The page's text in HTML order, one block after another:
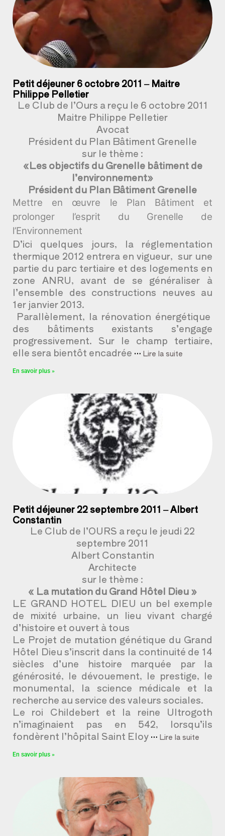
Petit déjeuner 6 octobre 2011 – Maitre
Philippe Pelletier
Le Club de l’Ours a reçu le 6 octobre 2011
Maitre Philippe Pelletier
Avocat
Président du Plan Bâtiment Grenelle
sur le thème :
«Les objectifs du Grenelle bâtiment de
l’environnement»
Président du Plan Bâtiment Grenelle
Mettre en œuvre le Plan Bâtiment et
prolonger l’esprit du Grenelle de
l’Environnement
D’ici quelques jours, la réglementation
thermique 2012 entrera en vigueur, sur une
partie du parc tertiaire et des logements en
zone ANRU, avant de se généraliser à
l’ensemble des constructions neuves au
1er janvier 2013.
Parallèlement, la rénovation énergétique
des bâtiments existants s’engage
progressivement. Sur le champ tertiaire,
elle sera bientôt encadrée … Lire la suite
En savoir plus »
Petit déjeuner 22 septembre 2011 – Albert
Constantin
Le Club de l’OURS a reçu le jeudi 22
septembre 2011
Albert Constantin
Architecte
sur le thème :
« La mutation du Grand Hôtel Dieu »
LE GRAND HOTEL DIEU un bel exemple
de mixité urbaine, un lieu vivant chargé
d’histoire et ouvert à tous
Le Projet de mutation génétique du Grand
Hôtel Dieu s’inscrit dans la continuité de 14
siècles d’une histoire marquée par la
générosité, le dévouement, le prestige, le
monumental, la science médicale et la
recherche au service des valeurs sociales.
Le roi Childebert et la reine Ultrogoth
n’imaginaient pas en 542, lorsqu’ils
fondèrent l’hôpital Saint Eloy … Lire la suite
En savoir plus »